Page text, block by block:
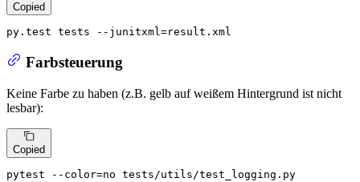
Copied
py.test tests --junitxml=result.xml
Farbsteuerung
Keine Farbe zu haben (z.B. gelb auf weißem Hintergrund ist nicht
lesbar):
Copied
pytest --color=no tests/utils/test_logging.py